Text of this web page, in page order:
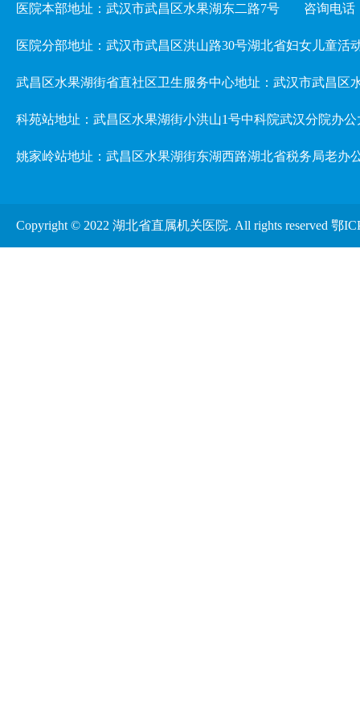
医院本部地址：武汉市武昌区水果湖东二路7号 咨询电话
医院分部地址：武汉市武昌区洪山路30号湖北省妇女儿童
武昌区水果湖街省直社区卫生服务中心地址：武汉市武昌区
科苑站地址：武昌区水果湖街小洪山1号中科院武汉分院办
姚家岭站地址：武昌区水果湖街东湖西路湖北省税务局老办
Copyright © 2022 湖北省直属机关医院. All rights reserved 鄂